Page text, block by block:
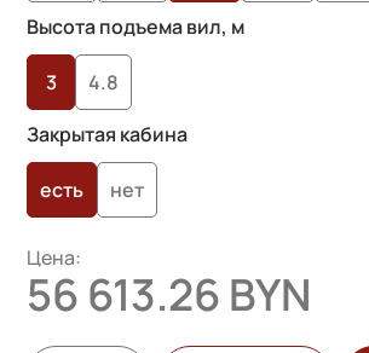
Высота подъема вил, м
3
4.8
Закрытая кабина
есть нет
Цена:
56 613.26 BYN